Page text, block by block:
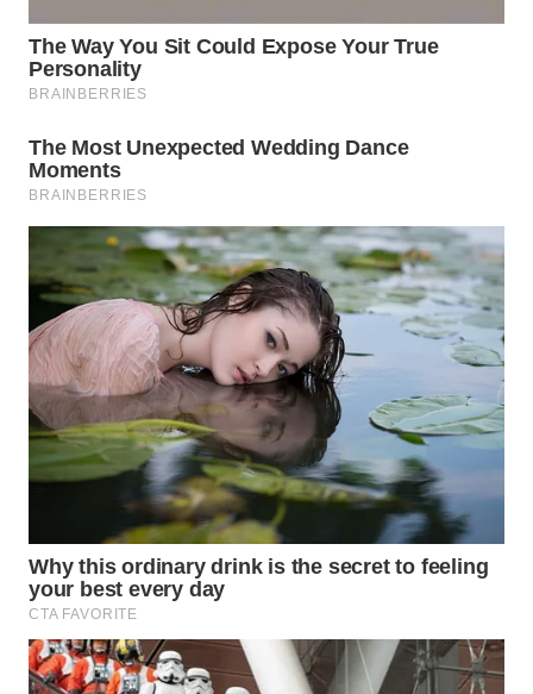
WN
INDRAMAYU
KUNINGAN
MAJALENGKA
WN
SUBANG
WN
SUKABUMI
WN
PURWAKARTA
WN
PRIANGAN
TIMUR
WN